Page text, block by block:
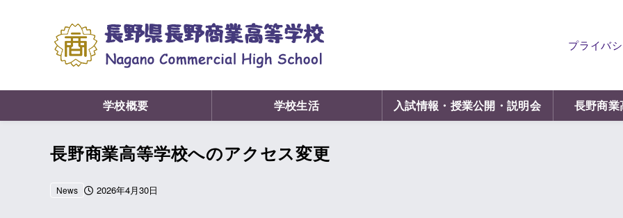
プライバ
学校概要 学校生活 入試情報・授業公開・説明会 長野商
長野商業高等学校へのアクセス変更
2026年4月30日
News